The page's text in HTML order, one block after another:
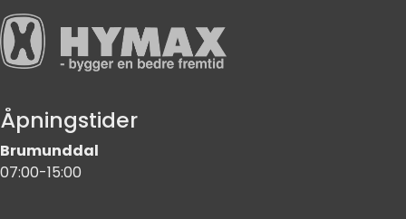
Åpningstider
Brumunddal
07:00-15:00